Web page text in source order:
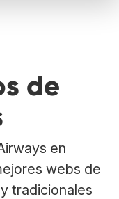
de
en
webs de
tradicionales